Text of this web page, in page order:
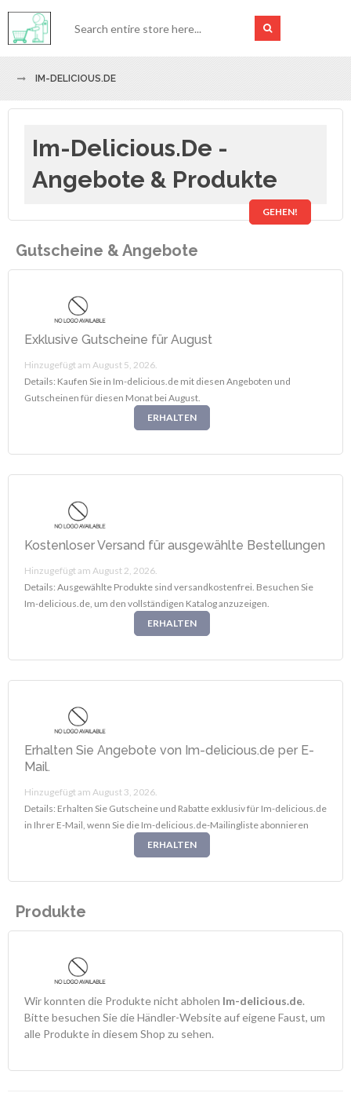
IM-DELICIOUS.DE
Im-Delicious.de -
Angebote & Produkte
GEHEN!
Gutscheine & Angebote
Exklusive Gutscheine für August
Hinzugefügt am August 5, 2026.
Details: Kaufen Sie in Im-delicious.de mit diesen Angeboten und
Gutscheinen für diesen Monat bei August.
ERHALTEN
Kostenloser Versand für ausgewählte Bestellungen
Hinzugefügt am August 2, 2026.
Details: Ausgewählte Produkte sind versandkostenfrei. Besuchen Sie
Im-delicious.de, um den vollständigen Katalog anzuzeigen.
ERHALTEN
Erhalten Sie Angebote von Im-delicious.de per E-
Mail.
Hinzugefügt am August 3, 2026.
Details: Erhalten Sie Gutscheine und Rabatte exklusiv für Im-delicious.de
in Ihrer E-Mail, wenn Sie die Im-delicious.de-Mailingliste abonnieren
ERHALTEN
Produkte
Wir konnten die Produkte nicht abholen Im-delicious.de.
Bitte besuchen Sie die Händler-Website auf eigene Faust, um
alle Produkte in diesem Shop zu sehen.